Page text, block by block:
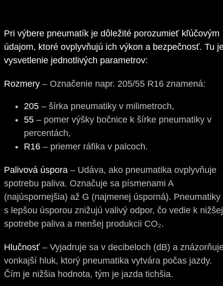
Pri výbere pneumatík je dôležité porozumieť kľúčovým
údajom, ktoré ovplyvňujú ich výkon a bezpečnosť. Tu
vysvetlenie jednotlivých parametrov:
Rozmery – Označenie napr. 205/55 R16 znamená:
205 – šírka pneumatiky v milimetroch,
55 – pomer výšky bočnice k šírke pneumatiky v
percentách,
R16 – priemer ráfika v palcoch.
Palivová úspora – Udáva, ako pneumatika ovplyvňuje
spotrebu paliva. Označuje sa písmenami A
(najúspornejšia) až G (najmenej úsporná). Pneumatiky
s lepšou úsporou znižujú valivý odpor, čo vedie k nižšej
spotrebe paliva a menšej produkcii CO₂.
Hlučnosť – Vyjadruje sa v decibeloch (dB) a
vonkajší hluk, ktorý pneumatika vytvára počas jazdy.
Čím je nižšia hodnota, tým je jazda tichšia.